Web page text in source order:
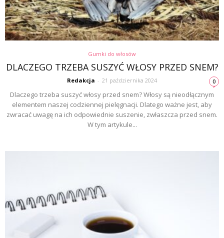
Gumki do włosów
DLACZEGO TRZEBA SUSZYĆ WŁOSY PRZED SNEM?
Redakcja - 21 października 2024 0
Dlaczego trzeba suszyć włosy przed snem? Włosy są nieodłącznym
elementem naszej codziennej pielęgnacji. Dlatego ważne jest, aby
zwracać uwagę na ich odpowiednie suszenie, zwłaszcza przed snem.
W tym artykule...